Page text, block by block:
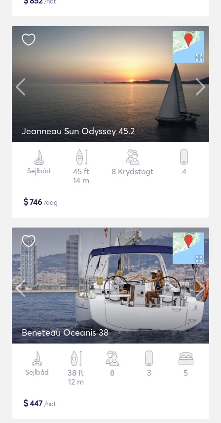
Jeanneau Sun Odyssey 45.2
Sejlbåd
45 ft
14 m
8 Krydstogt 4
$746 /dag
Beneteau Oceanis 38
Sejlbåd
38 ft
12 m
8 3 5
$447 /nat